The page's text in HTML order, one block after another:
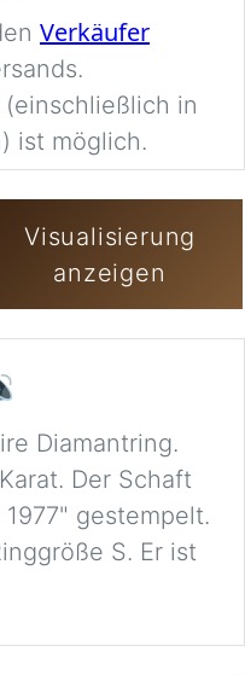
Verkäufer
in
ist möglich.
Visualisierung
anzeigen
Diamantring.
Der Schaft
gestempelt.
S. Er ist